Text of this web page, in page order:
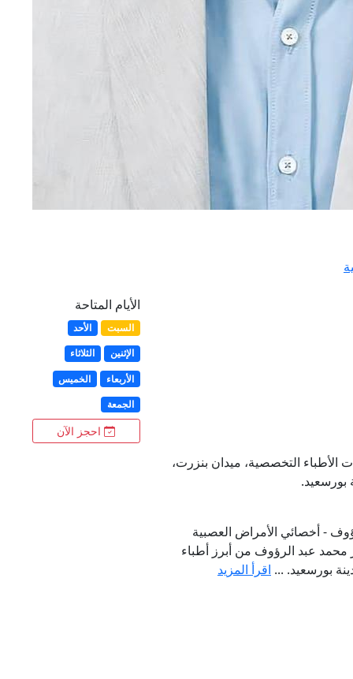
الأطباء التخصصية، ميدان بنزرت،
بورسعيد.
- أخصائي الأمراض العصبية
محمد عبد الرؤوف من أبرز أطباء
بورسعيد. ... اقرأ المزيد
الأيام المتاحة
السبت
الأحد
الإثنين
الثلاثاء
الأربعاء
الخميس
الجمعة
احجز الآن